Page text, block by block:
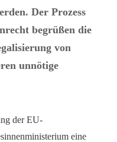
Der Prozess
begrüßen die
von
unnötige
der EU-
eine